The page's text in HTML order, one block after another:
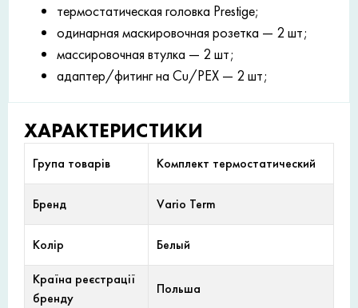
термостатическая головка Prestige;
одинарная маскировочная розетка — 2 шт;
массировочная втулка — 2 шт;
адаптер/фитинг на Cu/PEX — 2 шт;
ХАРАКТЕРИСТИКИ
Група товарів Комплект термостатический
Бренд Vario Term
Колір Белый
Країна реєстрації
бренду
Польша